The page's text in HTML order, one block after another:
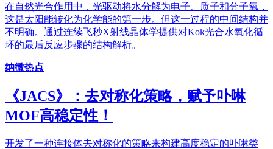
在自然光合作用中，光驱动将水分解为电子、质子和分子氧，
这是太阳能转化为化学能的第一步。但这一过程的中间结构并
不明确。通过连续飞秒X射线晶体学提供对Kok光合水氧化循
环的最后反应步骤的结构解析。
纳微热点
《JACS》：去对称化策略，赋予卟啉
MOF高稳定性！
开发了一种连接体去对称化的策略来构建高度稳定的卟啉类